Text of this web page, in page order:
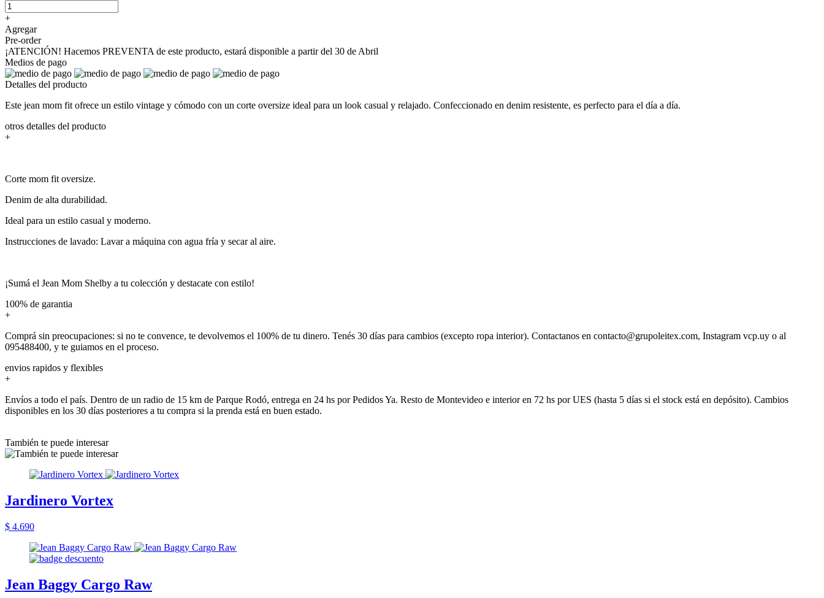
+
Agregar
Pre-order
¡ATENCIÓN! Hacemos PREVENTA de este producto, estará disponible a partir del 30 de Abril
Medios de pago
Detalles del producto
Este jean mom fit ofrece un estilo vintage y cómodo con un corte oversize ideal para un look casual y relajado. Confeccionado en denim resistente, es perfecto para el día a día.
otros detalles del producto
+
Corte mom fit oversize.
Denim de alta durabilidad.
Ideal para un estilo casual y moderno.
Instrucciones de lavado: Lavar a máquina con agua fría y secar al aire.
¡Sumá el Jean Mom Shelby a tu colección y destacate con estilo!
100% de garantia
+
Comprá sin preocupaciones: si no te convence, te devolvemos el 100% de tu dinero. Tenés 30 días para cambios (excepto ropa interior). Contactanos en contacto@grupoleitex.com, Instagram vcp.uy o al
095488400, y te guiamos en el proceso.
envios rapidos y flexibles
+
Envíos a todo el país. Dentro de un radio de 15 km de Parque Rodó, entrega en 24 hs por Pedidos Ya. Resto de Montevideo e interior en 72 hs por UES (hasta 5 días si el stock está en depósito). Cambios
disponibles en los 30 días posteriores a tu compra si la prenda está en buen estado.
También te puede interesar
Jardinero Vortex
$ 4.690
Jean Baggy Cargo Raw